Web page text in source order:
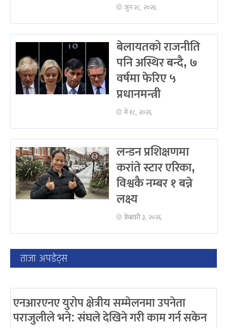
जुन २८, २०२६
बेलायतको राजनीति
पनि अस्थिर बन्दै, ७
वर्षमा फेरिए ५
प्रधानमन्त्री
मे १८, २०२६
लन्डन प्रशिक्षणमा
करांते स्टार एरिका,
विश्वकै नम्बर १ बन्ने
लक्ष्य
फ्रेब्रवरी ३, २०२६
ताजा अपडेट्स
एनआरएनए युरोप क्षेत्रीय सम्मेलनमा उपनेता
पराजुलीले भने: संघले देखिने गरी काम गर्न सकेन